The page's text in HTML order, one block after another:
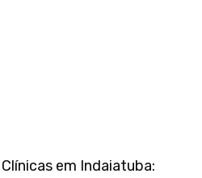
em Indaiatuba: